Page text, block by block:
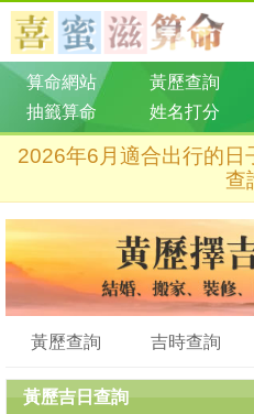
算命網站 黃歷查詢
抽籤算命
姓名打分
2026年6月適合出行的日
查
黃歷查詢 吉時查詢
黃歷吉日查詢